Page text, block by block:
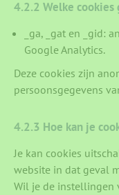
4.2.2 Welke cookies
_ga, _gat en _gid:
Google Analytics.
Deze cookies zijn
persoonsgegevens
4.2.3 Hoe kan je
Je kan cookies
website in dat geval
Wil je de instellingen